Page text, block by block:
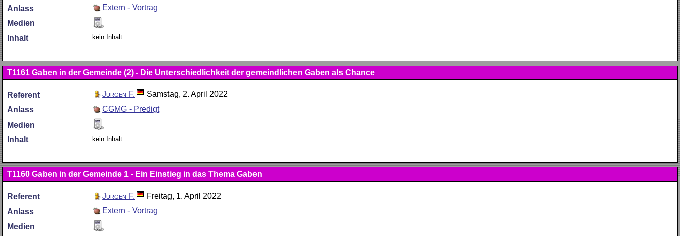
Anlass
Extern - Vortrag
Medien
Inhalt
kein Inhalt
T1161 Gaben in der Gemeinde (2) - Die Unterschiedlichkeit der gemeindlichen Gaben als Chance
Referent Jürgen F.
Samstag, 2. April 2022
Anlass
CGMG - Predigt
Medien
Inhalt
kein Inhalt
T1160 Gaben in der Gemeinde 1 - Ein Einstieg in das Thema Gaben
Referent Jürgen F.
Freitag, 1. April 2022
Anlass
Extern - Vortrag
Medien